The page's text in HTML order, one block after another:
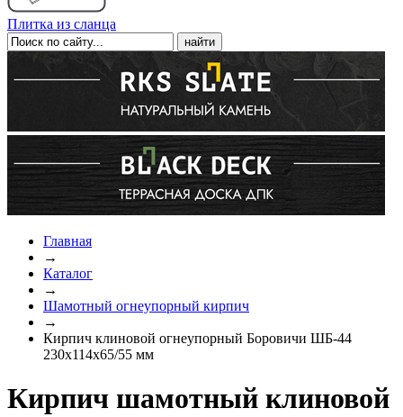
Плитка из сланца
Главная
→
Каталог
→
Шамотный огнеупорный кирпич
→
Кирпич клиновой огнеупорный Боровичи ШБ-44
230x114x65/55 мм
Кирпич шамотный клиновой